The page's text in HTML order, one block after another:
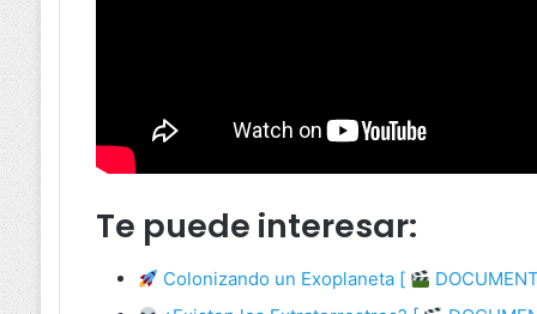
Te puede interesar:
Colonizando un Exoplaneta [